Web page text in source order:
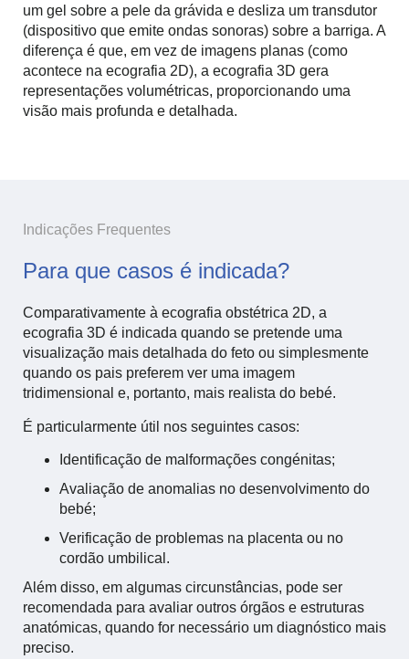
um gel sobre a pele da grávida e desliza um transdutor
(dispositivo que emite ondas sonoras) sobre a barriga. A
diferença é que, em vez de imagens planas (como
acontece na ecografia 2D), a ecografia 3D gera
representações volumétricas, proporcionando uma
visão mais profunda e detalhada.
Indicações Frequentes
Para que casos é indicada?
Comparativamente à ecografia obstétrica 2D, a
ecografia 3D é indicada quando se pretende uma
visualização mais detalhada do feto ou simplesmente
quando os pais preferem ver uma imagem
tridimensional e, portanto, mais realista do bebé.
É particularmente útil nos seguintes casos:
Identificação de malformações congénitas;
Avaliação de anomalias no desenvolvimento do
bebé;
Verificação de problemas na placenta ou no
cordão umbilical.
Além disso, em algumas circunstâncias, pode ser
recomendada para avaliar outros órgãos e estruturas
anatómicas, quando for necessário um diagnóstico mais
preciso.